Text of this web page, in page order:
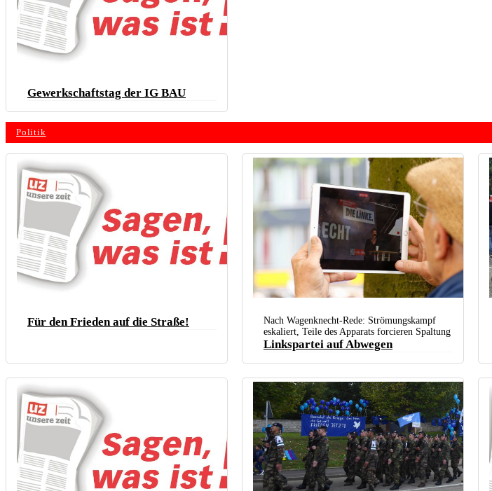
Gewerkschaftstag der IG BAU
Politik
Für den Frieden auf die Straße!
„Die Linke“ in Wuppertal. (Foto:DIE LINKE Nordrhein-Westfalen / Flickr /
CC BY-SA 2.0)
Nach Wagenknecht-Rede: Strömungskampf
eskaliert, Teile des Apparats forcieren Spaltung
Linkspartei auf Abwegen